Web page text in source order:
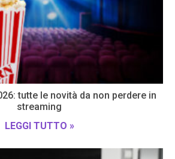
tutte le novità da non perdere in
streaming
LEGGI TUTTO »